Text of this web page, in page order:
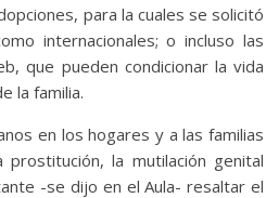
para la cuales se solicitó
internacionales; o incluso las
que pueden condicionar la vida
la familia.
en los hogares y a las familias
la mutilación genital
-se dijo en el Aula- resaltar el